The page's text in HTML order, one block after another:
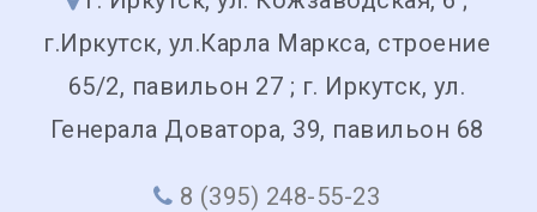
г.Иркутск, ул.Карла Маркса, строение
65/2, павильон 27 ; г. Иркутск, ул.
Генерала Доватора, 39, павильон 68
8 (395) 248-55-23